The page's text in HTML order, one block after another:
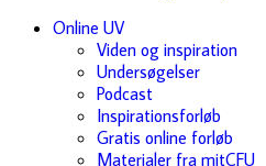
Online UV
Viden og inspiration
Undersøgelser
Podcast
Inspirationsforløb
Gratis online forløb
Materialer fra mitCFU